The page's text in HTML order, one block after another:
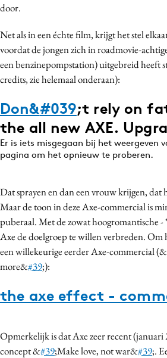
Campagnes
Contentmarketing
Craft
Customer Experience
Design
Digital transformation
Diversiteit
Gedragsverandering
Influencer marketing
Interne communicatie
Martech
Media
Merkstrategie
PR
Reputatie & crisis
door.
Net als in een échte film, krijgt het stel
voordat de jongen zich in roadmovie-
een benzinepompstation) uitgebreid heeft
credits, zie helemaal onderaan):
Don&#039;t rely on
the all new AXE.
Er is iets misgegaan bij het weergeven
pagina om het opnieuw te proberen.
Dat sprayen en dan een vrouw krijgen, dat
Maar de toon in deze Axe-commercial is
puberaal. Met de zowat hoogromantische
Axe de doelgroep te willen verbreden. Om
een willekeurige eerder Axe-commercial (&
more&#39;):
the axe effect -
Opmerkelijk is dat Axe zeer recent (januari
concept &#39;Make love, not war&#39;.